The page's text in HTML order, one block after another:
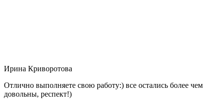
Ирина Криворотова
Отлично выполняете свою работу:) все остались более чем
довольны, респект!)